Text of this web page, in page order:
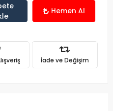
Hemen Al
İade ve Değişim